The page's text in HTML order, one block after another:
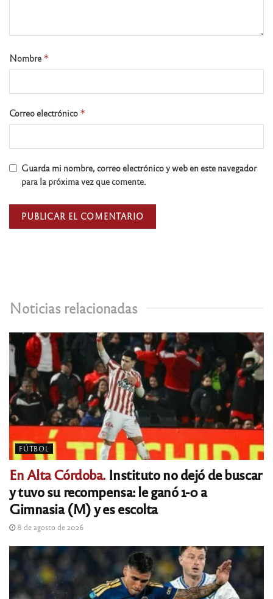
Noticias relacionadas
FÚTBOL
En Alta Córdoba.Instituto no dejó de buscar
y tuvo su recompensa: le ganó 1-0 a
Gimnasia (M) y es escolta
8 de agosto de 2026
Nombre *
Correo electrónico *
Guarda mi nombre, correo electrónico y web en este navegador
para la próxima vez que comente.